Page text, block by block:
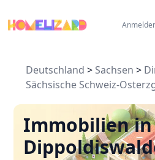
Deutschland > Sachsen >
Sächsische Schweiz-
Immobilien in